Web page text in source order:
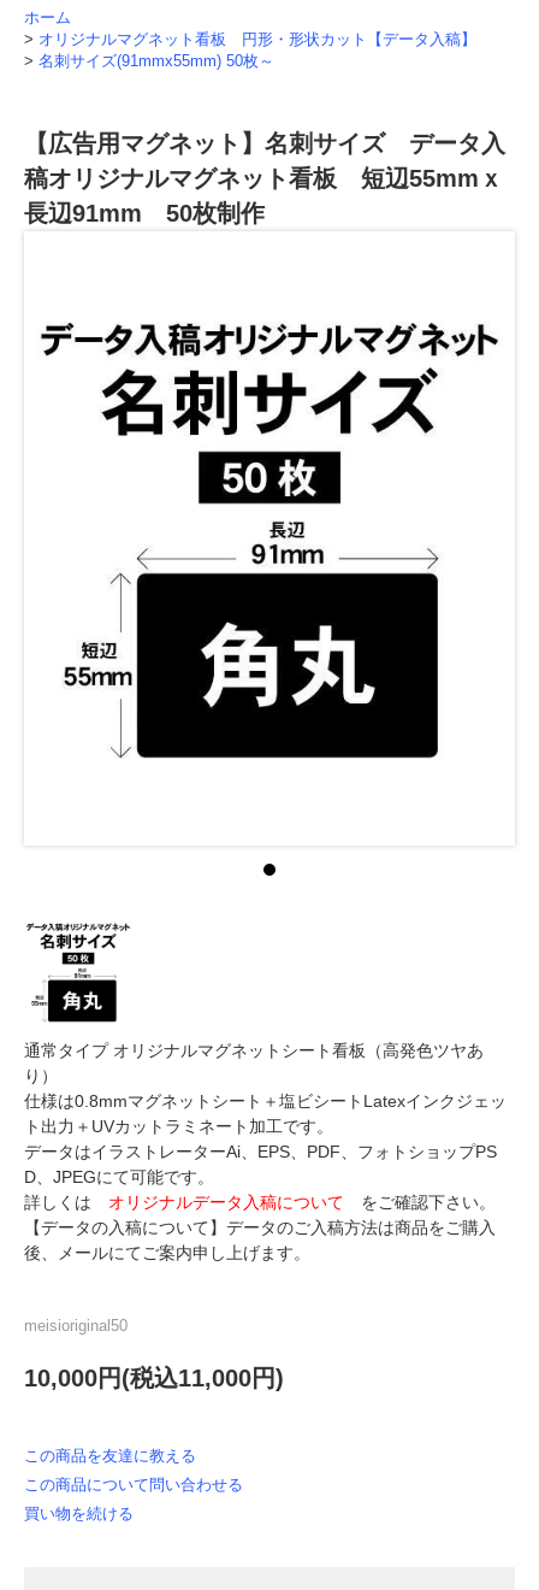
ホーム
> オリジナルマグネット看板 円形・形状カット【データ入稿】
> 名刺サイズ(91mmx55mm) 50枚～
【広告用マグネット】名刺サイズ データ入
稿オリジナルマグネット看板 短辺55mmｘ
長辺91mm 50枚制作
通常タイプ オリジナルマグネットシート看板（高発色ツヤあ
り）
仕様は0.8mmマグネットシート＋塩ビシートLatexインクジェッ
ト出力＋UVカットラミネート加工です。
データはイラストレーターAi、EPS、PDF、フォトショップPS
D、JPEGにて可能です。
詳しくは オリジナルデータ入稿について をご確認下さい。
【データの入稿について】データのご入稿方法は商品をご購入
後、メールにてご案内申し上げます。
meisioriginal50
10,000円(税込11,000円)
この商品を友達に教える
この商品について問い合わせる
買い物を続ける